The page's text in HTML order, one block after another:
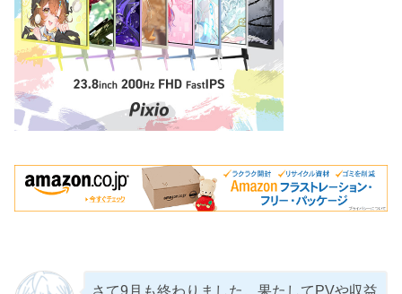
さて9月も終わりました。果たしてPVや収益